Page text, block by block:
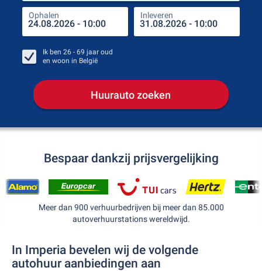
Ophalen Inleveren
Ik ben 26 - 69 jaar oud
en woon in België
Huurauto zoeken
Bespaar dankzij prijsvergelijking
Meer dan 900 verhuurbedrijven bij meer dan 85.000
autoverhuurstations wereldwijd.
In Imperia bevelen wij de volgende
autohuur aanbiedingen aan